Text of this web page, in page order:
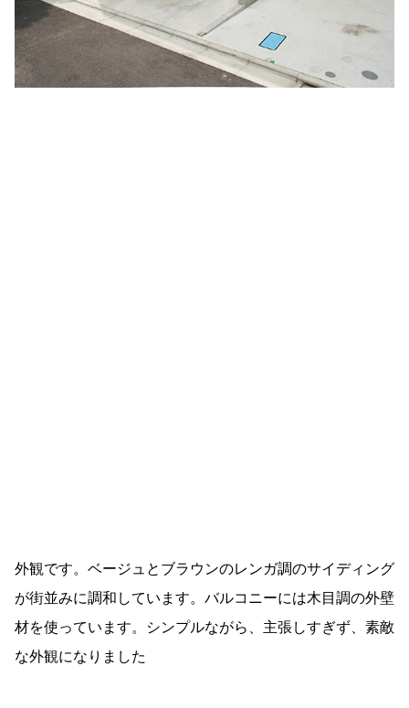
外観です。ベージュとブラウンのレンガ調のサイディング
が街並みに調和しています。バルコニーには木目調の外壁
材を使っています。シンプルながら、主張しすぎず、素敵
な外観になりました